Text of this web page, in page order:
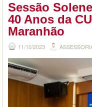
Sessão
40 Anos da
Maranhão
11/10/2023